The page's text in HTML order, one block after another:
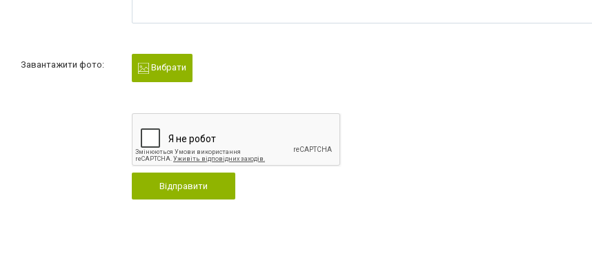
Завантажити фото: Вибрати
Відправити